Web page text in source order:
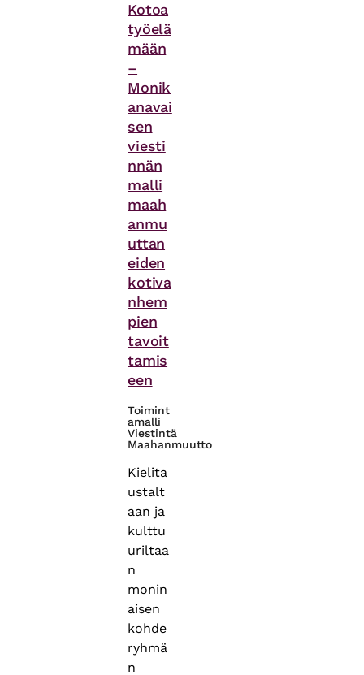
Kotoa
työelä
mään
–
Monik
anavai
sen
viesti
nnän
malli
maah
anmu
uttan
eiden
kotiva
nhem
pien
tavoit
tamis
een
Toimint
amalli
Viestintä
Maahanmuutto
Kielita
ustalt
aan ja
kulttu
uriltaa
n
monin
aisen
kohde
ryhmä
n